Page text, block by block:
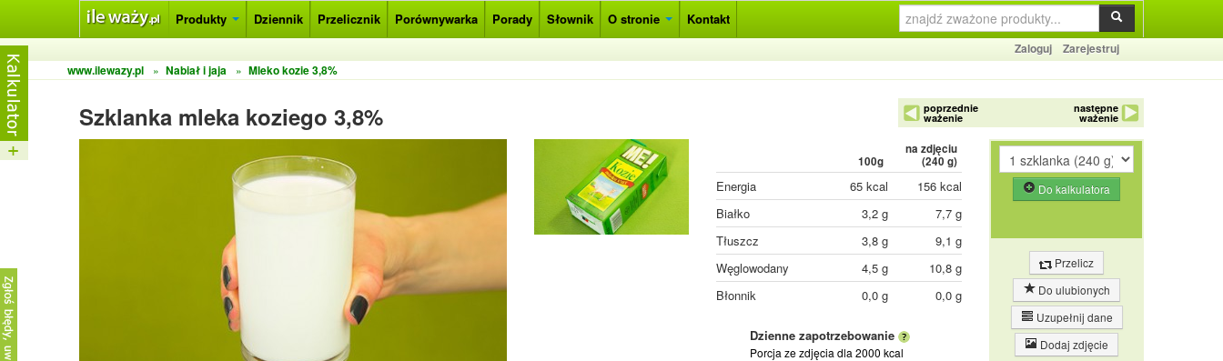
Produkty Dziennik Przelicznik Porównywarka Porady Słownik O stronie Kontakt
Zaloguj
Zarejestruj
www.ilewazy.pl
» Nabiał i jaja » Mleko kozie 3,8%
Szklanka mleka koziego 3,8% poprzednie
ważenie
następne
ważenie
100g
na zdjęciu
(240 g)
Energia 65 kcal
156 kcal
Białko
3,2 g
7,7 g
Tłuszcz
3,8 g
9,1 g
Węglowodany
4,5 g
10,8 g
Błonnik
0,0 g 0,0 g
Dzienne zapotrzebowanie
Porcja ze zdjęcia dla 2000 kcal
Do kalkulatora
Przelicz
Do ulubionych
Uzupełnij dane
Dodaj zdjęcie